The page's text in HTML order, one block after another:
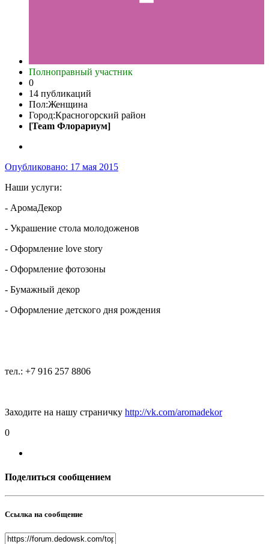
Полноправный участник
0
14 публикаций
Пол:Женщина
Город:Красногорский район
[Team Флорариум]
Опубликовано: 17 мая 2015
Наши услуги:
- АромаДекор
- Украшение стола молодоженов
- Оформление love story
- Оформление фотозоны
- Бумажный декор
- Оформление детского дня рождения
тел.: +7 916 257 8806
Заходите на нашу страничку http://vk.com/aromadekor
0
Поделиться сообщением
Ссылка на сообщение